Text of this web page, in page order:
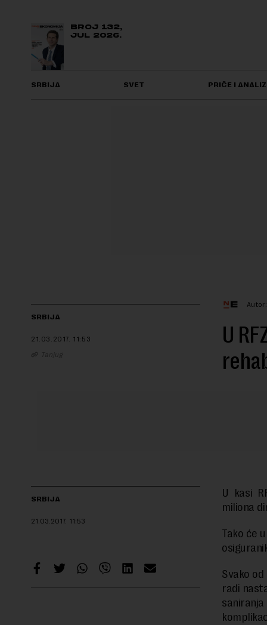
BROJ 132,
JUL 2026.
SRBIJA SVET PRIČE I
SRBIJA
21.03.2017. 11:53
Tanjug
U
SRBIJA
21.03.2017. 11:53
U kasi
miliona
Tako će
Svako
radi